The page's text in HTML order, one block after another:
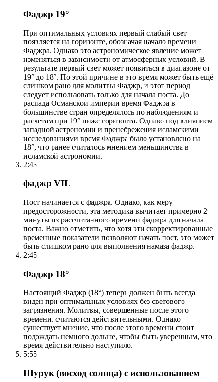
Фаджр 19°
При оптимальных условиях первый слабый свет
появляется на горизонте, обозначая начало времени
Фаджра. Однако это астрономическое явление может
изменяться в зависимости от атмосферных условий. В
результате первый свет может появиться в диапазоне от
19° до 18°. По этой причине в это время может быть ещё
слишком рано для молитвы Фаджр, и этот период
следует использовать только для начала поста. До
распада Османской империи время Фаджра в
большинстве стран определялось по наблюдениям и
расчетам при 19° ниже горизонта. Однако под влиянием
западной астрономии и пренебрежения исламскими
исследованиями время Фаджра было установлено на
18°, что ранее считалось мнением меньшинства в
исламской астрономии.
2:43
фаджр VIL
Пост начинается с фаджра. Однако, как меру
предосторожности, эта методика вычитает примерно 2
минуты из рассчитанного времени фаджра для начала
поста. Важно отметить, что хотя эти скорректированные
временные показатели позволяют начать пост, это может
быть слишком рано для выполнения намаза фаджр.
2:45
Фаджр 18°
Настоящий Фаджр (18°) теперь должен быть всегда
виден при оптимальных условиях без светового
загрязнения. Молитвы, совершенные после этого
времени, считаются действительными. Однако
существует мнение, что после этого времени стоит
подождать немного дольше, чтобы быть уверенным, что
время действительно наступило.
5:55
Шурук (восход солнца) с использованием